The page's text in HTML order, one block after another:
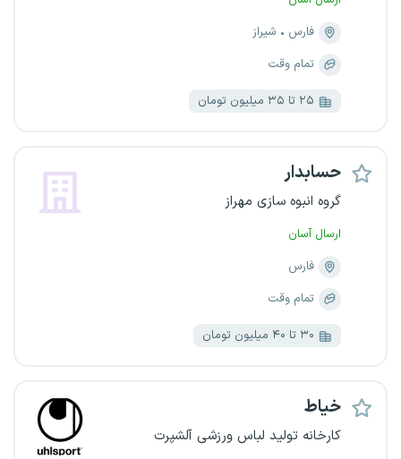
فارس
شیراز
تمام وقت
۲۵ تا ۳۵ میلیون تومان
حسابدار
گروه انبوه سازی مهراز
ارسال آسان
فارس
تمام وقت
۳۰ تا ۴۰ میلیون تومان
خیاط
کارخانه تولید لباس ورزشی آلشپرت